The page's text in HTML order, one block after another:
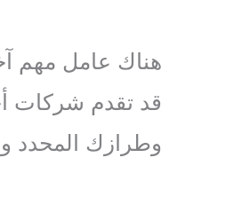
هناك عامل مهم
قد تقدم شركات
وطرازك المحدد